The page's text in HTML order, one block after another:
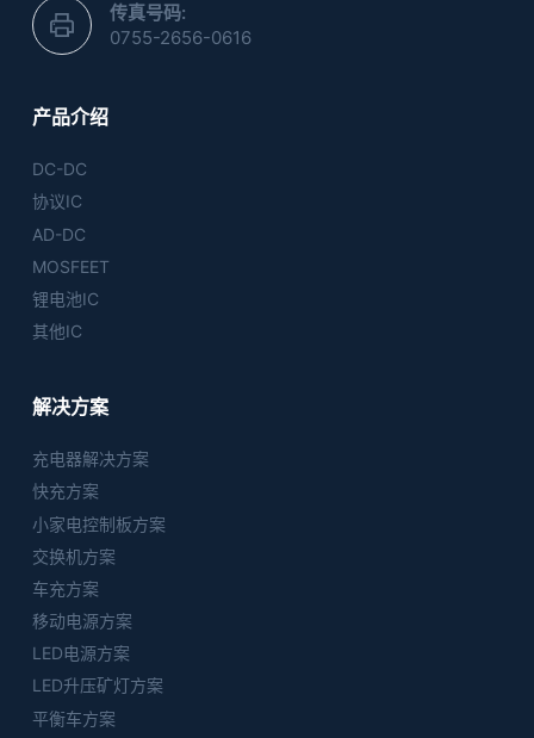
传真号码:
0755-2656-0616
产品介绍
DC-DC
协议IC
AD-DC
MOSFEET
锂电池IC
其他IC
解决方案
充电器解决方案
快充方案
小家电控制板方案
交换机方案
车充方案
移动电源方案
LED电源方案
LED升压矿灯方案
平衡车方案